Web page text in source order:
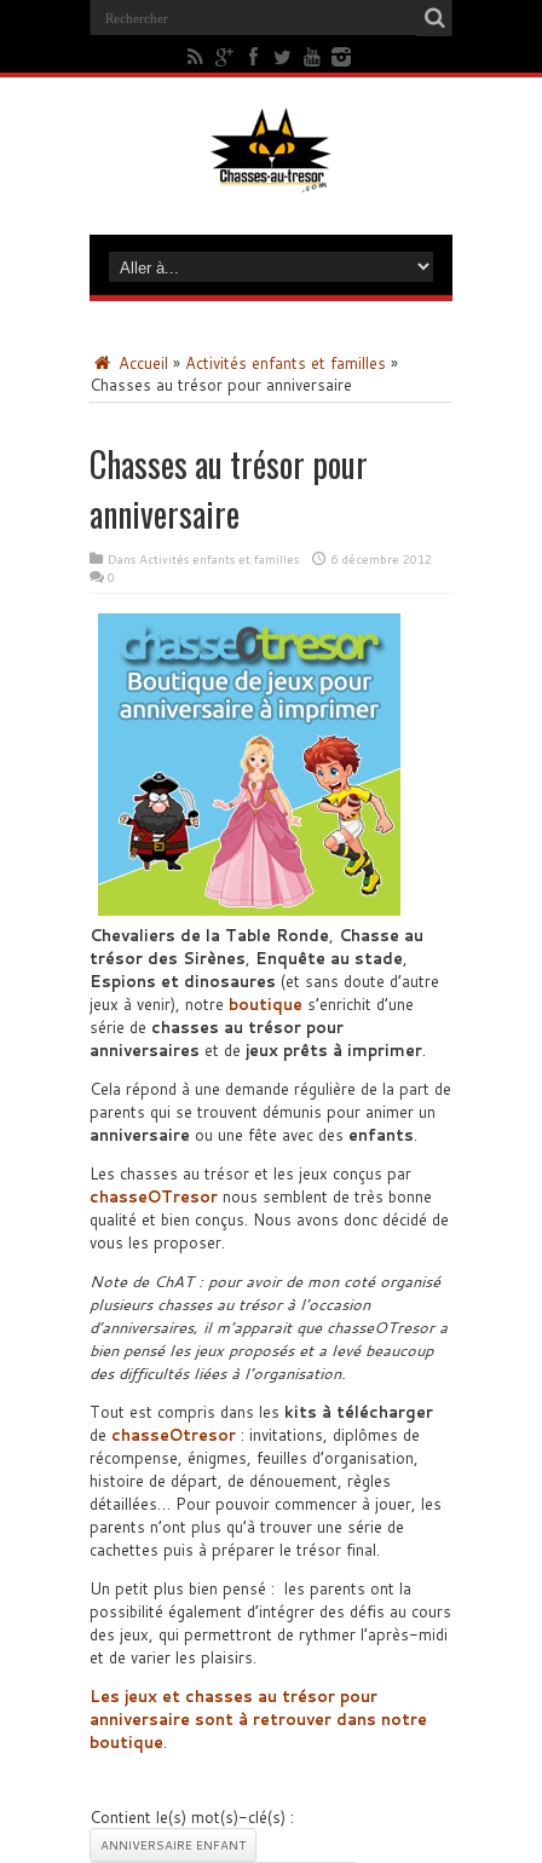
Accueil » Activités enfants et familles »
Chasses au trésor pour anniversaire
Chasses au trésor pour
anniversaire
Dans Activités enfants et familles
6 décembre 2012
0
Chevaliers de la Table Ronde, Chasse au
trésor des Sirènes, Enquête au stade,
Espions et dinosaures (et sans doute d’autre
jeux à venir), notre boutique s’enrichit d’une
série de chasses au trésor pour
anniversaires et de jeux prêts à imprimer.
Cela répond à une demande régulière de la part de
parents qui se trouvent démunis pour animer un
anniversaire ou une fête avec des enfants.
Les chasses au trésor et les jeux conçus par
chasseOTresor nous semblent de très bonne
qualité et bien conçus. Nous avons donc décidé de
vous les proposer.
Note de ChAT : pour avoir de mon coté organisé
plusieurs chasses au trésor à l’occasion
d’anniversaires, il m’apparait que chasseOTresor a
bien pensé les jeux proposés et a levé beaucoup
des difficultés liées à l’organisation.
Tout est compris dans les kits à télécharger
de chasseOtresor : invitations, diplômes de
récompense, énigmes, feuilles d’organisation,
histoire de départ, de dénouement, règles
détaillées… Pour pouvoir commencer à jouer, les
parents n’ont plus qu’à trouver une série de
cachettes puis à préparer le trésor final.
Un petit plus bien pensé : les parents ont la
possibilité également d’intégrer des défis au cours
des jeux, qui permettront de rythmer l’après-midi
et de varier les plaisirs.
Les jeux et chasses au trésor pour
anniversaire sont à retrouver dans notre
boutique.
Contient le(s) mot(s)-clé(s) :
ANNIVERSAIRE ENFANT